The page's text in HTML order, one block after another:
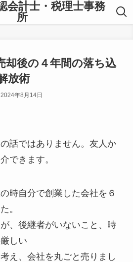
会計士・税理士事務
所
却後の４年間の落ち込
放術
2024年8月14日
話ではありません。友人か
できます。
時自分で創業した会社を６
。
、後継者がいないこと、時
しい
え、会社を丸ごと売りまし